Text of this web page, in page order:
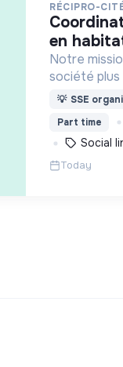
RÉCIPRO-
coordinateur.ice-animateur.trice
en
Notre
société plus
le
💡 SSE
Part time
Social
Today